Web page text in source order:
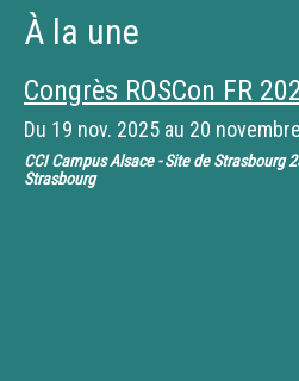
À la une
Congrès ROSCon FR
Du 19 nov. 2025 au 20
CCI Campus Alsace - Site de Strasbourg
Strasbourg